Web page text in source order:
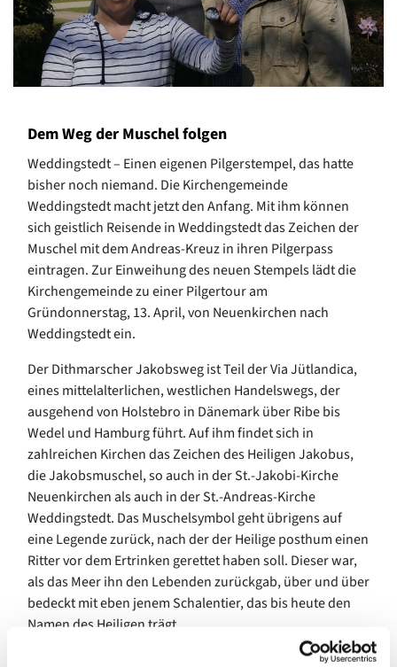
Dem Weg der Muschel folgen
Weddingstedt – Einen eigenen Pilgerstempel, das hatte
bisher noch niemand. Die Kirchengemeinde
Weddingstedt macht jetzt den Anfang. Mit ihm können
sich geistlich Reisende in Weddingstedt das Zeichen der
Muschel mit dem Andreas-Kreuz in ihren Pilgerpass
eintragen. Zur Einweihung des neuen Stempels lädt die
Kirchengemeinde zu einer Pilgertour am
Gründonnerstag, 13. April, von Neuenkirchen nach
Weddingstedt ein.
Der Dithmarscher Jakobsweg ist Teil der Via Jütlandica,
eines mittelalterlichen, westlichen Handelswegs, der
ausgehend von Holstebro in Dänemark über Ribe bis
Wedel und Hamburg führt. Auf ihm findet sich in
zahlreichen Kirchen das Zeichen des Heiligen Jakobus,
die Jakobsmuschel, so auch in der St.-Jakobi-Kirche
Neuenkirchen als auch in der St.-Andreas-Kirche
Weddingstedt. Das Muschelsymbol geht übrigens auf
eine Legende zurück, nach der der Heilige posthum einen
Ritter vor dem Ertrinken gerettet haben soll. Dieser war,
als das Meer ihn den Lebenden zurückgab, über und über
bedeckt mit eben jenem Schalentier, das bis heute den
Namen des Heiligen trägt.
Die Idee zum eigenen Pilgerstempel hatte Friedhelm Huth